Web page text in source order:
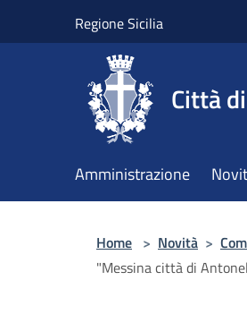
Regione Sicilia
Città
Amministrazione
Home > Novità >
"Messina città di